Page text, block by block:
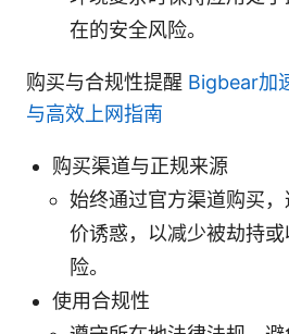
在的安全风险。
购买与合规性提醒 Bigbear加
与高效上网指南
购买渠道与正规来源
始终通过官方渠道购买
价诱惑，以减少被劫持
险。
使用合规性